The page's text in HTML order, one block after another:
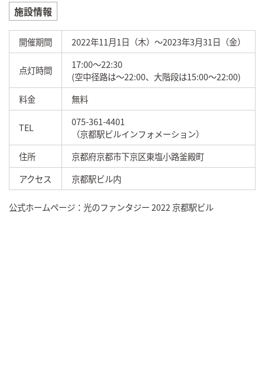
施設情報
開催期間 2022年11月1日（木）～2023年3月31日（金）
点灯時間
17:00～22:30
(空中径路は～22:00、大階段は15:00～22:00)
料金
無料
TEL
075-361-4401
（京都駅ビルインフォメーション）
住所
京都府京都市下京区東塩小路釜殿町
アクセス
京都駅ビル内
公式ホームページ：光のファンタジー 2022 京都駅ビル